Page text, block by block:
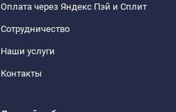
Оплата через Яндекс Пэй и Сплит
Сотрудничество
Наши услуги
Контакты